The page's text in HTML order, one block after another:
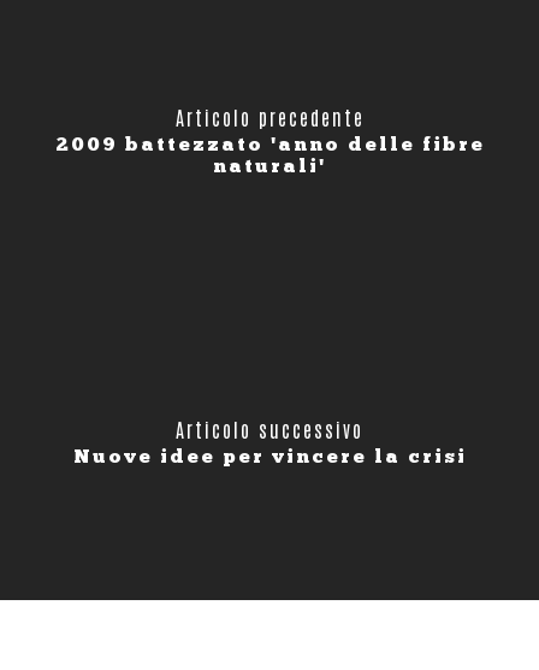
Articolo precedente
2009 battezzato 'anno delle fibre
naturali'
Articolo successivo
Nuove idee per vincere la crisi